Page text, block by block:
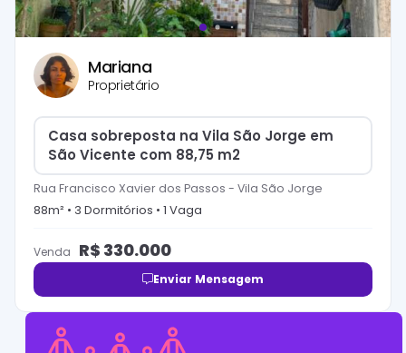
Mariana
Proprietário
Casa sobreposta na Vila São Jorge em
São Vicente com 88,75 m2
Rua Francisco Xavier dos Passos - Vila São Jorge
88m² • 3 Dormitórios • 1 Vaga
Venda R$ 330.000
Enviar Mensagem